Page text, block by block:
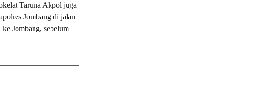
Taruna Akpol juga
Jombang di jalan
Jombang, sebelum